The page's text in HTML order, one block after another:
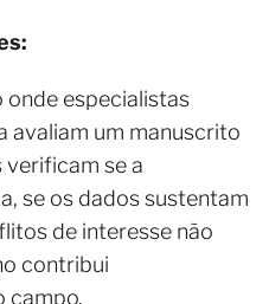
onde especialistas
avaliam um manuscrito
verificam se a
se os dados sustentam
de interesse não
contribui
campo.